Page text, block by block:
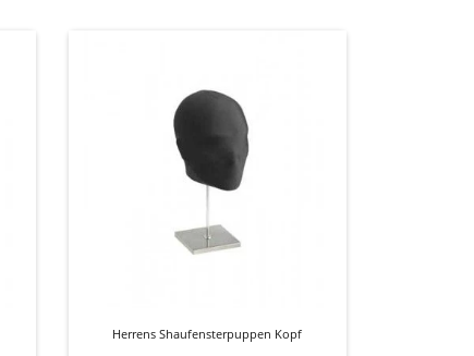
Herrens Shaufensterpuppen Kopf